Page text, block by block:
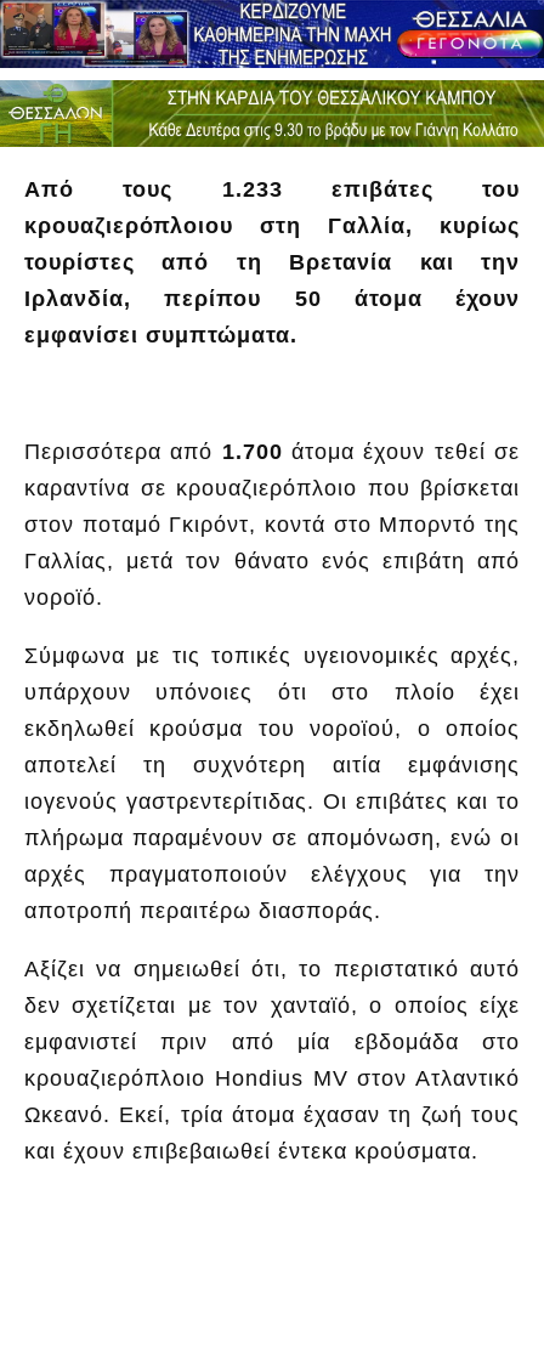
Από τους 1.233 επιβάτες του
κρουαζιερόπλοιου στη Γαλλία, κυρίως
τουρίστες από τη Βρετανία και την
Ιρλανδία, περίπου 50 άτομα έχουν
εμφανίσει συμπτώματα.
Περισσότερα από 1.700 άτομα έχουν τεθεί σε
καραντίνα σε κρουαζιερόπλοιο που βρίσκεται
στον ποταμό Γκιρόντ, κοντά στο Μπορντό της
Γαλλίας, μετά τον θάνατο ενός επιβάτη από
νοροϊό.
Σύμφωνα με τις τοπικές υγειονομικές αρχές,
υπάρχουν υπόνοιες ότι στο πλοίο έχει
εκδηλωθεί κρούσμα του νοροϊού, ο οποίος
αποτελεί τη συχνότερη αιτία εμφάνισης
ιογενούς γαστρεντερίτιδας. Οι επιβάτες και το
πλήρωμα παραμένουν σε απομόνωση, ενώ οι
αρχές πραγματοποιούν ελέγχους για την
αποτροπή περαιτέρω διασποράς.
Αξίζει να σημειωθεί ότι, το περιστατικό αυτό
δεν σχετίζεται με τον χανταϊό, ο οποίος είχε
εμφανιστεί πριν από μία εβδομάδα στο
κρουαζιερόπλοιο Hondius MV στον Ατλαντικό
Ωκεανό. Εκεί, τρία άτομα έχασαν τη ζωή τους
και έχουν επιβεβαιωθεί έντεκα κρούσματα.